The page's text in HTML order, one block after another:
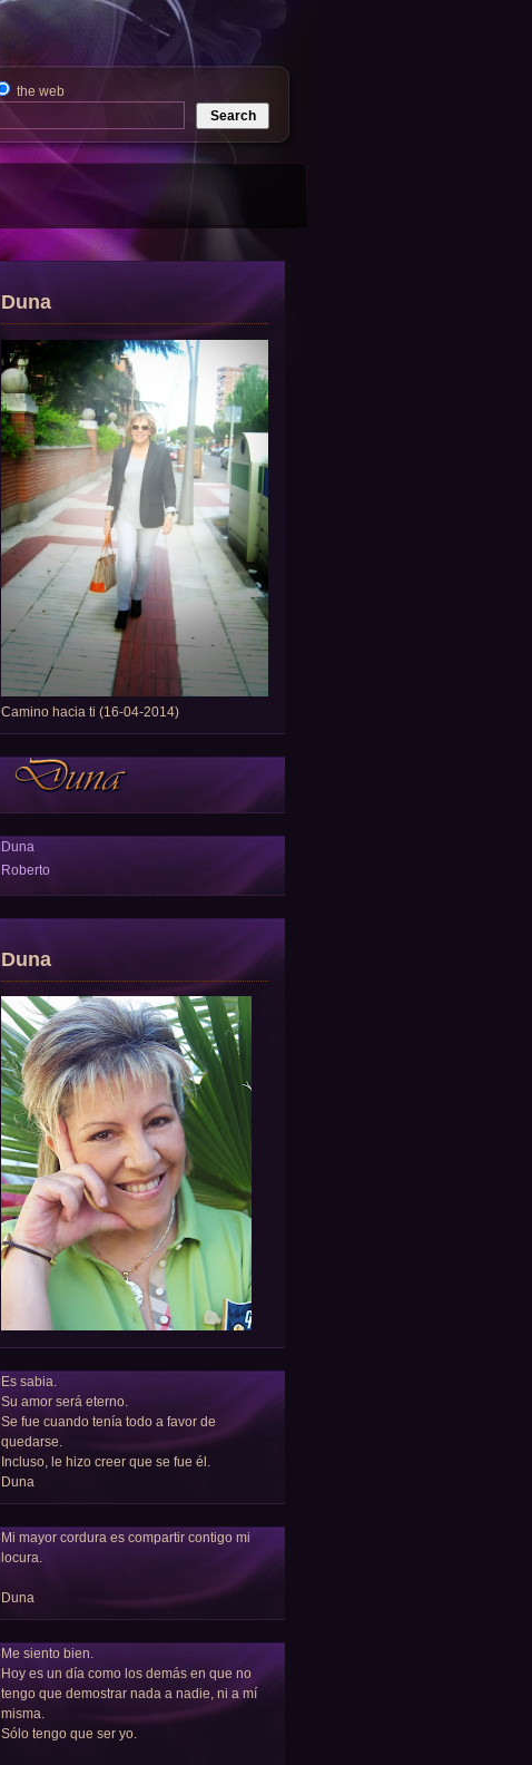
the web
Duna
Camino hacia ti (16-04-2014)
Duna
Roberto
Duna
Es sabia.
Su amor será eterno.
Se fue cuando tenía todo a favor de
quedarse.
Incluso, le hizo creer que se fue él.
Duna
Mi mayor cordura es compartir contigo mi
locura.
Duna
Me siento bien.
Hoy es un día como los demás en que no
tengo que demostrar nada a nadie, ni a mí
misma.
Sólo tengo que ser yo.